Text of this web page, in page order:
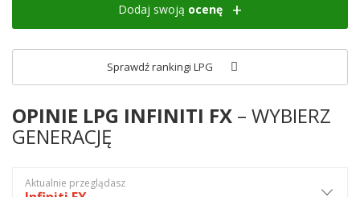
Dodaj swoją ocenę
Sprawdź rankingi LPG
OPINIE LPG INFINITI FX – WYBIERZ
GENERACJĘ
Aktualnie przeglądasz